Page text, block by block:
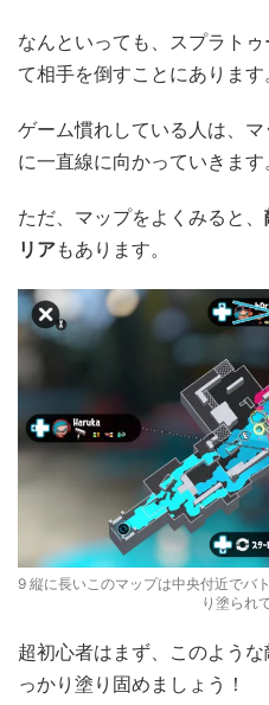
なんといっても、スプラト
て相手を倒すことにあります
ゲーム慣れしている人は、
に一直線に向かっていきます
ただ、マップをよくみると、
リアもあります。
9 縦に長いこのマップは中央付近でバ
り塗られ
超初心者はまず、このよう
っかり塗り固めましょう！